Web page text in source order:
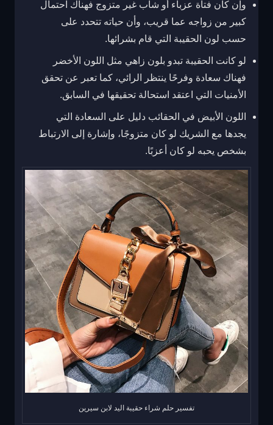
وإن كان فتاة عزباء أو شاب غير متزوج فهناك احتمال
كبير من زواجه عما قريب، وأن حياته تتحدد على
حسب لون الحقيبة التي قام بشرائها.
لو كانت الحقيبة تبدو بلون زاهي مثل اللون الأخضر
فهناك سعادة وفرحًا ينتظر الرائي، كما تعبر عن تحقق
الأمنيات التي اعتقد استحالة تحقيقها في السابق.
اللون الأبيض في الحقائب دليل على السعادة التي
يجدها مع الشريك لو كان متزوجًا، وإشارة إلى الارتباط
بشخص يحبه لو كان
أعزبًا.
تفسير حلم شراء حقيبة اليد لابن سيرين